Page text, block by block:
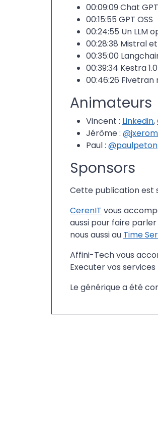
00:09:09 Chat
00:15:55 GPT OSS
00:24:55 Un LLM
00:28:38 Mistral et
00:35:00
00:39:34 Kestra 1.0
00:46:26 Fivetran
Animateurs
Vincent : Linkedin,
Jérôme :
Paul : @paulpeton
Sponsors
Cette publication est
CerenIT vous
aussi pour faire
nous aussi au Time
Affini-Tech vous
Executer vos services
Le générique a été